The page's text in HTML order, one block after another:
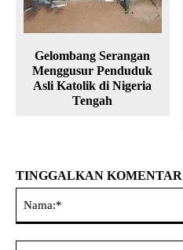
Gelombang Serangan
Menggusur Penduduk
Asli Katolik di Nigeria
Tengah
TINGGALKAN KOMENTAR